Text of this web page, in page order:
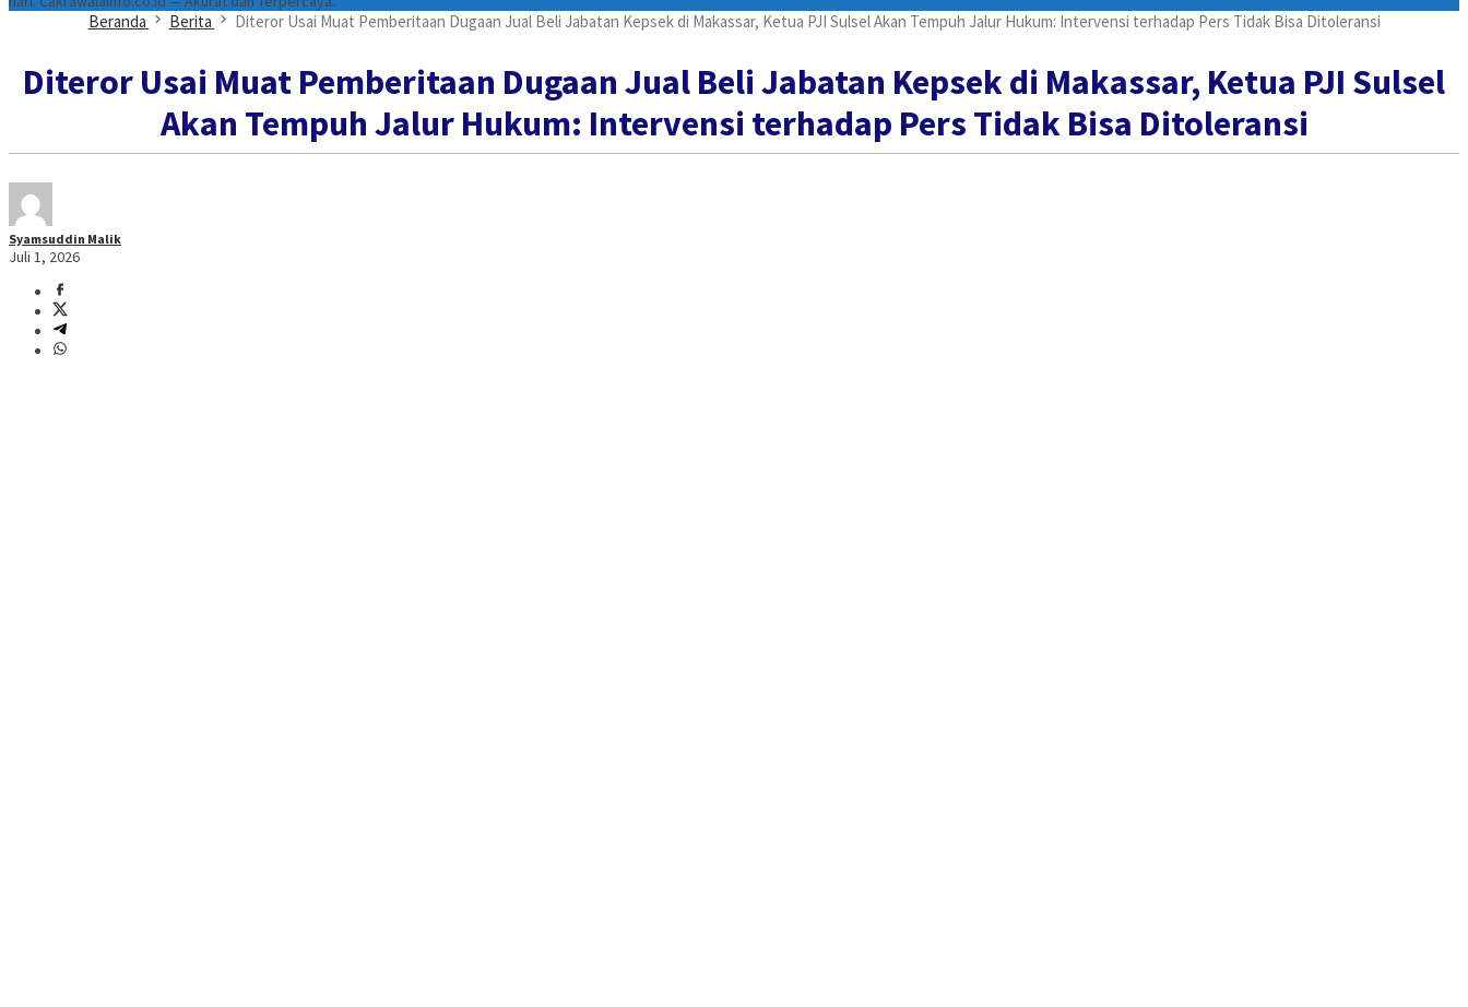
Beranda Berita Diteror Usai Muat Pemberitaan Dugaan Jual Beli Jabatan Kepsek di Makassar, Ketua PJI Sulsel Akan Tempuh Jalur Hukum: Intervensi terhadap Pers Tidak Bisa Ditoleransi
Diteror Usai Muat Pemberitaan Dugaan Jual Beli Jabatan Kepsek di Makassar, Ketua PJI Sulsel
Akan Tempuh Jalur Hukum: Intervensi terhadap Pers Tidak Bisa Ditoleransi
Syamsuddin Malik
Juli 1, 2026